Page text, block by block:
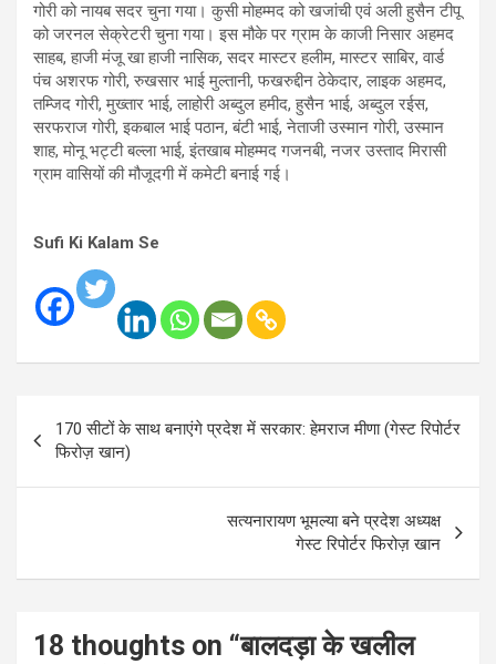
गोरी को नायब सदर चुना गया। कुसी मोहम्मद को खजांची एवं अली हुसैन टीपू
को जरनल सेक्रेटरी चुना गया। इस मौके पर ग्राम के काजी निसार अहमद
साहब, हाजी मंजू खा हाजी नासिक, सदर मास्टर हलीम, मास्टर साबिर, वार्ड
पंच अशरफ गोरी, रुखसार भाई मुल्तानी, फखरुद्दीन ठेकेदार, लाइक अहमद,
तम्जिद गोरी, मुख्तार भाई, लाहोरी अब्दुल हमीद, हुसैन भाई, अब्दुल रईस,
सरफराज गोरी, इकबाल भाई पठान, बंटी भाई, नेताजी उस्मान गोरी, उस्मान
शाह, मोनू भट्टी बल्ला भाई, इंतखाब मोहम्मद गजनबी, नजर उस्ताद मिरासी
ग्राम वासियों की मौजूदगी में कमेटी बनाई गई।
Sufi Ki Kalam Se
navigation
170 सीटों के साथ बनाएंगे प्रदेश में सरकार: हेमराज मीणा (गेस्ट रिपोर्टर
फिरोज़ खान)
सत्यनारायण भूमल्या बने प्रदेश अध्यक्ष
गेस्ट रिपोर्टर फिरोज़ खान
18 thoughts on “बालदड़ा के खलील